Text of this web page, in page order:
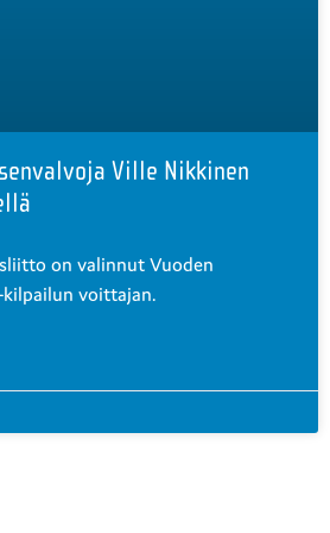
Ville Nikkinen
on valinnut Vuoden
kilpailun voittajan.